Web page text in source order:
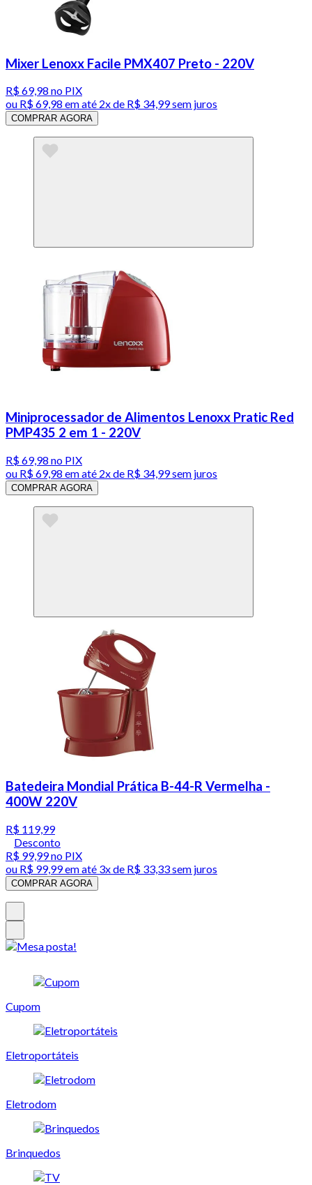
Mixer Lenoxx Facile PMX407 Preto - 220V
R$ 69,98 no PIX
ou R$ 69,98 em até 2x de R$ 34,99 sem juros
COMPRAR AGORA
Miniprocessador de Alimentos Lenoxx Pratic Red
PMP435 2 em 1 - 220V
R$ 69,98 no PIX
ou R$ 69,98 em até 2x de R$ 34,99 sem juros
COMPRAR AGORA
Batedeira Mondial Prática B-44-R Vermelha -
400W 220V
R$ 119,99
Desconto
R$ 99,99no PIX
ou R$ 99,99em até 3x de R$ 33,33 sem juros
COMPRAR AGORA
Cupom
Eletroportáteis
Eletrodom
Brinquedos